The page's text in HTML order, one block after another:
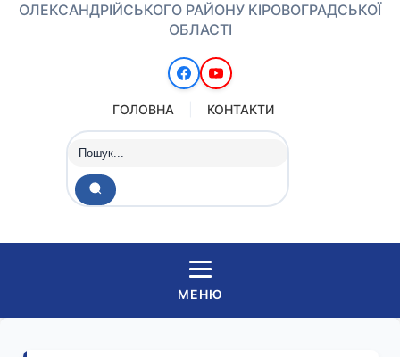
ОЛЕКСАНДРІЙСЬКОГО РАЙОНУ КІРОВОГРАДСЬКОЇ
ОБЛАСТІ
ГОЛОВНА КОНТАКТИ
МЕНЮ